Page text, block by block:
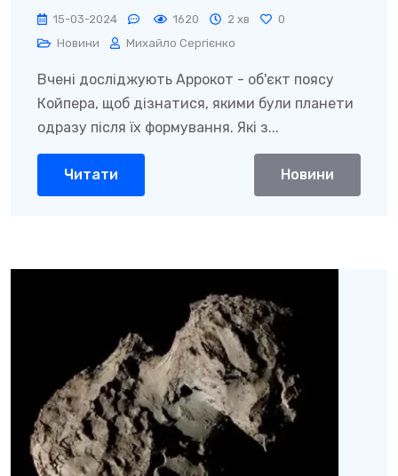
15-03-2024 1620 2 хв
0
Новини
Михайло Сергієнко
Вчені досліджують Аррокот - об'єкт поясу
Койпера, щоб дізнатися, якими були планети
одразу після їх формування. Які з...
Читати Новини